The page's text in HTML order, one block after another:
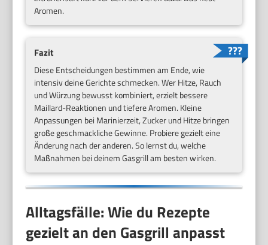
Aromen.
Fazit
Diese Entscheidungen bestimmen am Ende, wie
intensiv deine Gerichte schmecken. Wer Hitze, Rauch
und Würzung bewusst kombiniert, erzielt bessere
Maillard-Reaktionen und tiefere Aromen. Kleine
Anpassungen bei Marinierzeit, Zucker und Hitze bringen
große geschmackliche Gewinne. Probiere gezielt eine
Änderung nach der anderen. So lernst du, welche
Maßnahmen bei deinem Gasgrill am besten wirken.
Alltagsfälle: Wie du Rezepte
gezielt an den Gasgrill anpasst